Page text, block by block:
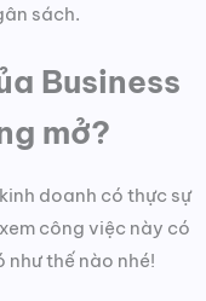
sách.
Business
mở?
doanh có thực sự
công việc này có
thế nào nhé!